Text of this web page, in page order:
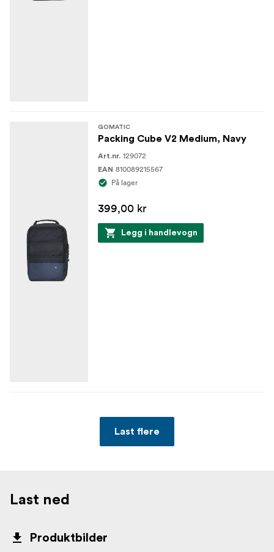
GOMATIC
Packing Cube V2 Medium, Navy
Art.nr. 129072
EAN 810089215567
På lager
399,00 kr
Legg i handlevogn
Last flere
Last ned
Produktbilder